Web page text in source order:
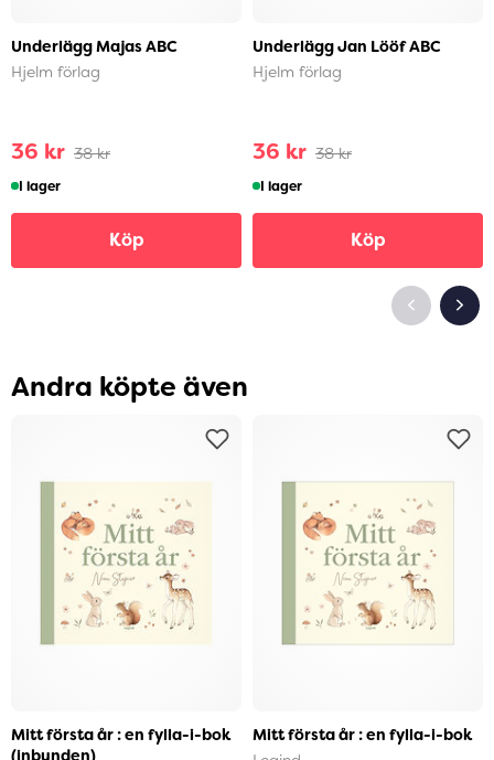
Underlägg Majas ABC
Hjelm förlag
36 kr 38 kr
I lager
Köp
Underlägg Jan Lööf ABC
Hjelm förlag
36 kr 38 kr
I lager
Köp
Andra köpte även
Mitt första år : en fylla-i-bok
(inbunden)
Mitt första år : en fylla-i-bok